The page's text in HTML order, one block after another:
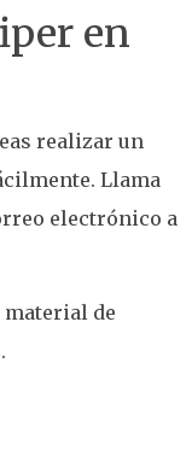
en
realizar un
Llama
electrónico a
de